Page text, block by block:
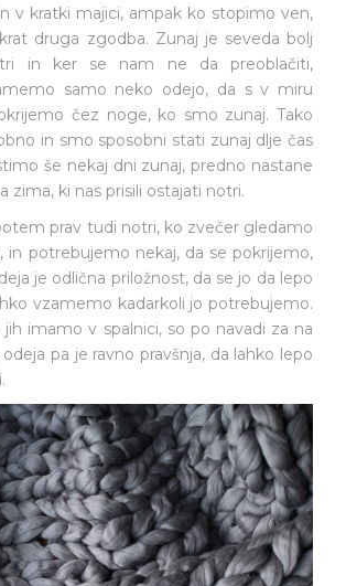
v kratki majici, ampak ko stopimo ven,
druga zgodba. Zunaj je seveda bolj
in ker se nam ne da preoblačiti,
samo neko odejo, da s v miru
čez noge, ko smo zunaj. Tako
in smo sposobni stati zunaj dlje čas
še nekaj dni zunaj, predno nastane
zima, ki nas prisili ostajati notri.
prav tudi notri, ko zvečer gledamo
in potrebujemo nekaj, da se pokrijemo,
je odlična priložnost, da se jo da lepo
vzamemo kadarkoli jo potrebujemo.
jih imamo v spalnici, so po navadi za na
pa je ravno pravšnja, da lahko lepo